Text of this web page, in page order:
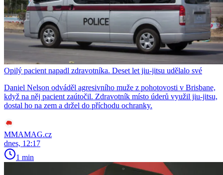
Opilý pacient napadl zdravotníka. Deset let jiu-jitsu udělalo své
Daniel Nelson odváděl agresivního muže z pohotovosti v Brisbane,
když na něj pacient zaútočil. Zdravotník místo úderů využil jiu-jitsu,
dostal ho na zem a držel do příchodu ochranky.
MMAMAG.cz
dnes, 12:17
1 min